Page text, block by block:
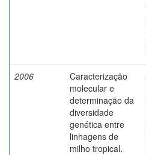
2006
Caracterização
molecular e
determinação da
diversidade
genética entre
linhagens de
milho tropical.